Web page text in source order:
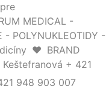
MEDICAL -
- POLYNUKLEOTIDY -
❤️ BRAND
Keštefranová + 421
948 903 007